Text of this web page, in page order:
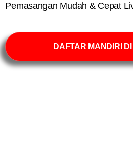
Pemasangan Mudah & Cepat
DAFTAR MANDIRI